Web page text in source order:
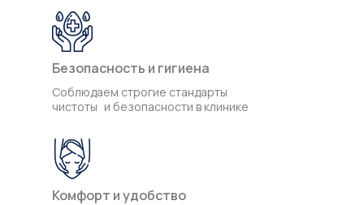
Соблюдаем строгие стандарты
чистоты и безопасности в клинике
Безопасность и гигиена
Комфорт и удобство